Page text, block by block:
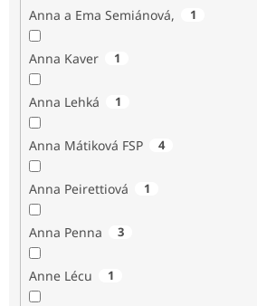
Anna a Ema Semiánová, 1
Anna Kaver 1
Anna Lehká 1
Anna Mátiková FSP 4
Anna Peirettiová 1
Anna Penna 3
Anne Lécu 1